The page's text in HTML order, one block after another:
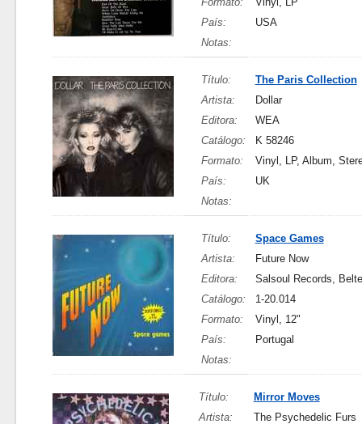
País:
USA
Notas:
Título:
The Paris Collection
Artista:
Dollar
Editora:
WEA
Catálogo:
K 58246
Formato:
Vinyl, LP, Album,
País:
UK
Notas:
Título:
Space Games
Artista:
Future Now
Editora:
Salsoul Records,
Catálogo:
1-20.014
Formato:
Vinyl, 12"
País:
Portugal
Notas:
Título:
Mirror Moves
Artista:
The Psychedelic Furs